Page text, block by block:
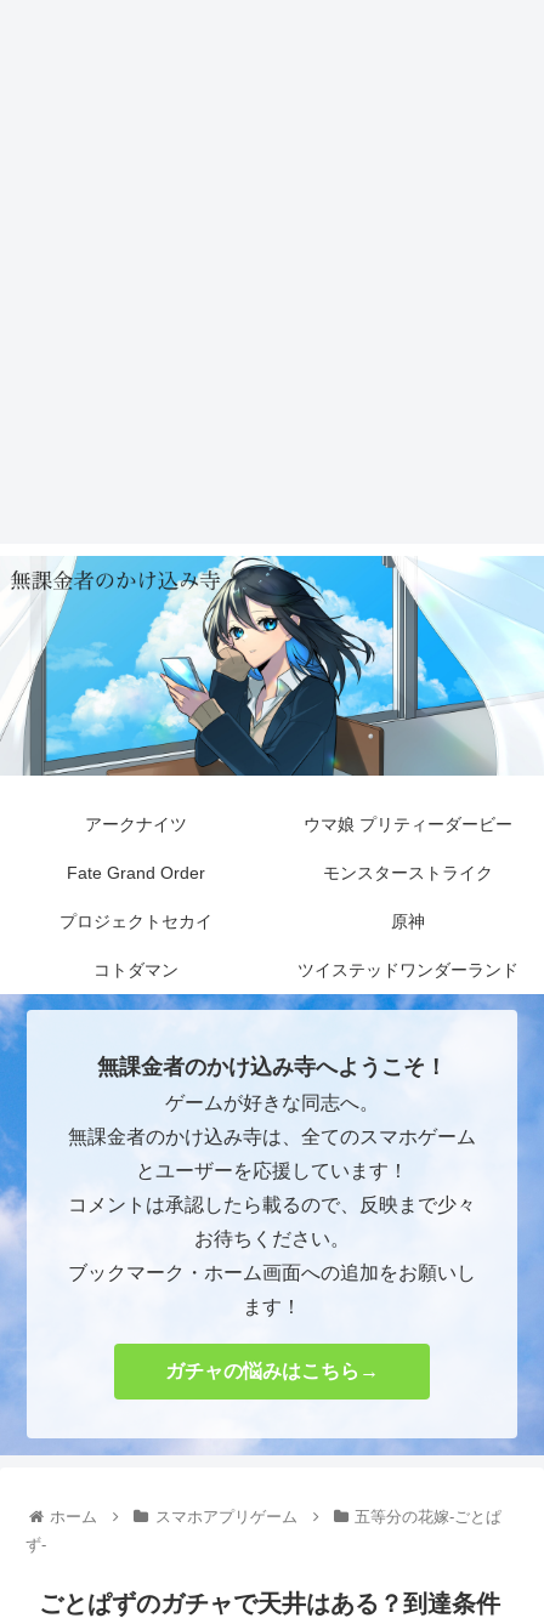
アークナイツ ウマ娘 プリティーダービー
Fate Grand Order モンスターストライク
プロジェクトセカイ 原神
コトダマン ツイステッドワンダーランド
無課金者のかけ込み寺へようこそ！
ゲームが好きな同志へ。
無課金者のかけ込み寺は、全てのスマホゲーム
とユーザーを応援しています！
コメントは承認したら載るので、反映まで少々
お待ちください。
ブックマーク・ホーム画面への追加をお願いし
ます！
ガチャの悩みはこちら→
ホーム スマホアプリゲーム
五等分の花嫁-ごとぱ
ず-
ごとぱずのガチャで天井はある？到達条件